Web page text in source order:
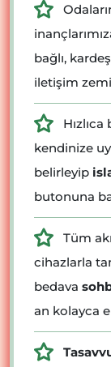
bağlı,
iletişim
kendinize
belirleyip
butonuna
Tüm
cihazlarla
bedava
an kolayca